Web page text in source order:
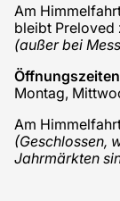
Am
bleibt Preloved
(außer bei
Montag,
Am
(Geschlossen,
Jahrmärkten